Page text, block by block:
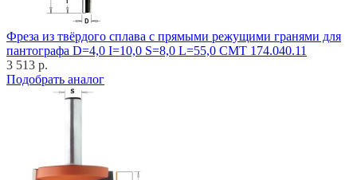
Фреза из твёрдого сплава с прямыми режущими гранями для
пантографа D=4,0 I=10,0 S=8,0 L=55,0 CMT 174.040.11
3 513 р.
Подобрать аналог